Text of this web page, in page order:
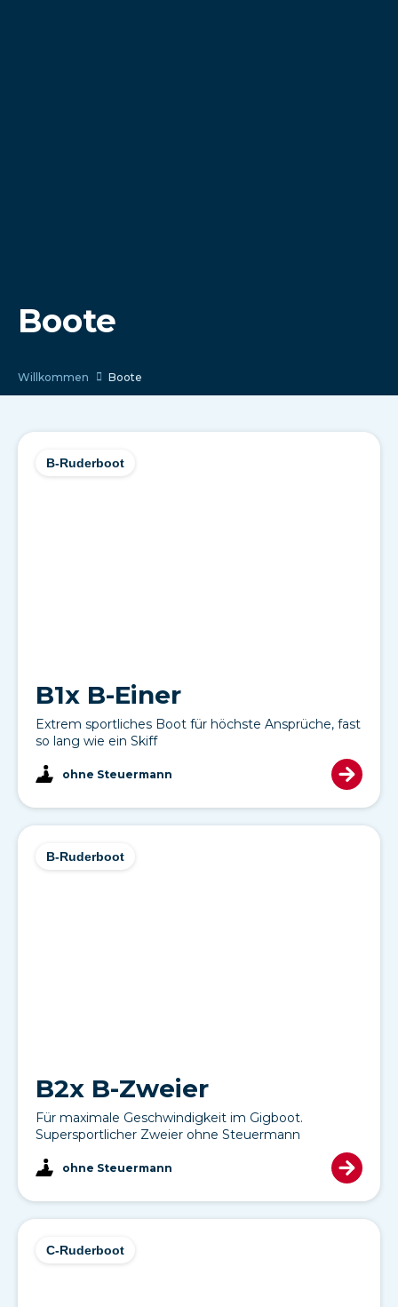
Boote
Willkommen Boote
B-Ruderboot
B1x B-Einer
Extrem sportliches Boot für höchste Ansprüche, fast
so lang wie ein Skiff
ohne Steuermann
B-Ruderboot
B2x B-Zweier
Für maximale Geschwindigkeit im Gigboot.
Supersportlicher Zweier ohne Steuermann
ohne Steuermann
C-Ruderboot